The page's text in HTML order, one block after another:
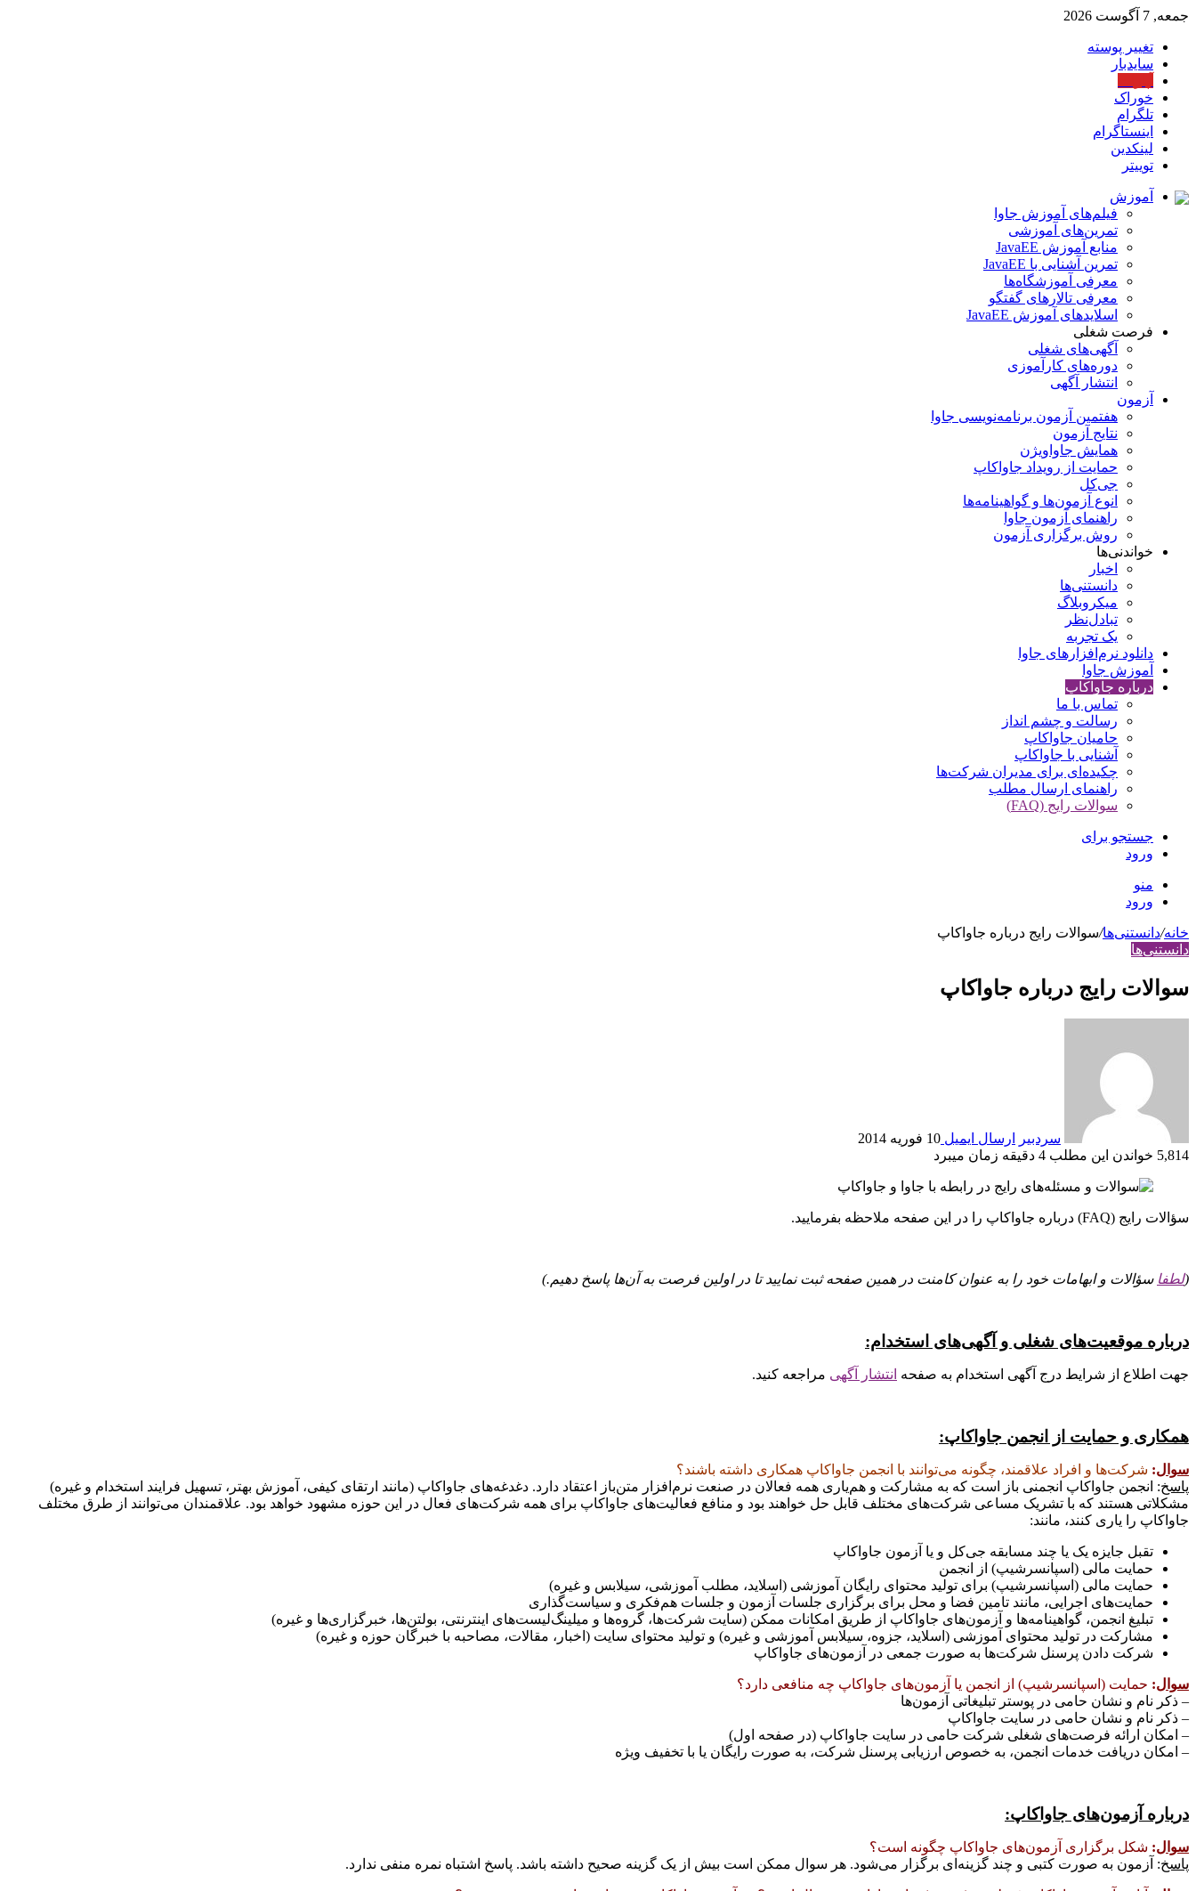
جمعه, 7 آگوست 2026
تغییر پوسته
سایدبار
خوراک
تلگرام
اینستاگرام
لینکدین
توییتر
آموزش
فیلم‌های آموزش جاوا
تمرین‌های آموزشی
منابع آموزش JavaEE
تمرین آشنایی با JavaEE
معرفی آموزشگاه‌ها
معرفی تالارهای گفتگو
اسلایدهای آموزش JavaEE
فرصت شغلی
آگهی‌های شغلی
دوره‌های کارآموزی
انتشار آگهی
آزمون
هفتمین آزمون برنامه‌نویسی جاوا
نتایج آزمون
همایش جاواویژن
حمایت از رویداد جاواکاپ
جی‌کل
انوع آزمون‌ها و گواهینامه‌ها
راهنمای آزمون جاوا
روش برگزاری آزمون
خواندنی‌ها
اخبار
دانستنی‌ها
میکروبلاگ
تبادل‌نظر
یک تجربه
دانلود نرم‌افزارهای جاوا
آموزش جاوا
درباره جاواکاپ
تماس با ما
رسالت و چشم انداز
حامیان جاواکاپ
آشنایی با جاواکاپ
چکیده‌ای برای مدیران شرکت‌ها
راهنمای ارسال مطلب
سوالات رایج (FAQ)
جستجو برای
ورود
منو
ورود
خانه/دانستنی‌ها/سوالات رایج درباره جاواکاپ
دانستنی‌ها
سوالات رایج درباره جاواکاپ
سردبیر ارسال ایمیل 10 فوریه 2014
5,814 خواندن این مطلب 4 دقیقه زمان می‎برد
سؤالات رايج (FAQ) درباره جاواکاپ را در اين صفحه ملاحظه بفرماييد.
(لطفا سؤالات و ابهامات خود را به عنوان کامنت در همين صفحه ثبت نماييد تا در اولين فرصت به آن‌ها پاسخ دهيم.)
درباره موقعیت‌های شغلی و آگهی‌های استخدام:
جهت اطلاع از شرایط درج آگهی استخدام به صفحه انتشار آگهی مراجعه کنید.
همکاری و حمایت از انجمن جاواکاپ:
سوال: شرکت‌ها و افراد علاقمند، چگونه می‌توانند با انجمن جاواکاپ همکاری داشته باشند؟
پاسخ: انجمن جاواکاپ انجمنی باز است که به مشارکت و هم‌ياری همه فعالان در صنعت نرم‌افزار متن‌باز اعتقاد دارد. دغدغه‌های جاواکاپ (مانند ارتقای کيفی، آموزش بهتر، تسهيل فرايند استخدام و غيره)
مشکلاتی هستند که با تشريک مساعی شرکت‌های مختلف قابل حل خواهند بود و منافع فعاليت‌های جاواکاپ برای همه شرکت‌های فعال در اين حوزه مشهود خواهد بود. علاقمندان می‌توانند از طرق مختلف
جاواکاپ را ياری کنند، مانند:
تقبل جایزه یک یا چند مسابقه جی‌کل و یا آزمون جاواکاپ
حمايت مالی (اسپانسرشيپ) از انجمن
حمايت مالی (اسپانسرشيپ) برای توليد محتوای رايگان آموزشی (اسلايد، مطلب آموزشی، سيلابس و غيره)
حمايت‌های اجرایی، مانند تامين فضا و محل برای برگزاری جلسات آزمون و جلسات هم‌فکری و سياست‌گذاری
تبليغ انجمن، گواهينامه‌ها و آزمون‌های جاواکاپ از طريق امکانات ممکن (سايت‌ شرکت‌ها، گروه‌ها و ميلينگ‌ليست‌های اينترنتی، بولتن‌ها، خبرگزاری‌ها و غيره)
مشارکت در توليد محتوای آموزشی (اسلايد، جزوه، سيلابس آموزشی و غيره) و توليد محتوای سايت (اخبار، مقالات، مصاحبه با خبرگان حوزه و غيره)
شرکت دادن پرسنل شرکت‌ها به صورت جمعی در آزمون‌های جاواکاپ
سوال: حمايت (اسپانسرشيپ) از انجمن يا آزمون‌های جاواکاپ چه منافعی دارد؟
– ذکر نام و نشان حامی در پوستر تبليغاتی آزمون‌ها
– ذکر نام و نشان حامی در سايت جاواکاپ
– امکان ارائه فرصت‌های شغلی شرکت حامی در سايت جاواکاپ (در صفحه اول)
– امکان دريافت خدمات انجمن، به خصوص ارزيابی پرسنل شرکت، به صورت رايگان يا با تخفيف ويژه
درباره آزمون‌های جاواکاپ:
سوال: شکل برگزاری آزمون‌های جاواکاپ چگونه است؟
پاسخ: آزمون به صورت کتبی و چند گزينه‌ای برگزار می‌شود. هر سوال ممکن است بيش از يک گزينه صحيح داشته باشد. پاسخ اشتباه نمره منفی ندارد.